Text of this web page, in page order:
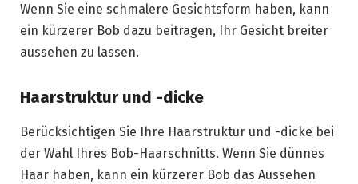
Wenn Sie eine schmalere Gesichtsform haben, kann
ein kürzerer Bob dazu beitragen, Ihr Gesicht breiter
aussehen zu lassen.
Haarstruktur und -dicke
Berücksichtigen Sie Ihre Haarstruktur und -dicke bei
der Wahl Ihres Bob-Haarschnitts. Wenn Sie dünnes
Haar haben, kann ein kürzerer Bob das Aussehen